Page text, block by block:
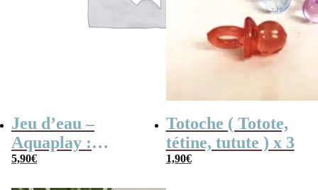
Jeu d’eau –
Aquaplay :
anneaux,
5,90€
Totoche ( Totote,
tétine, tutute ) x 3
1,90€